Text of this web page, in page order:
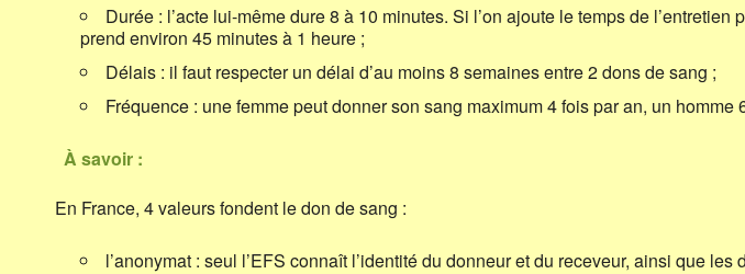
Durée : l’acte lui-même dure 8 à 10 minutes. Si l’on ajoute le temps de
prend environ 45 minutes à 1 heure ;
Délais : il faut respecter un délai d’au moins 8 semaines entre 2 dons de sang ;
Fréquence : une femme peut donner son sang maximum 4 fois par an, un homme
À savoir :
En France, 4 valeurs fondent le don de sang :
l’anonymat : seul l’EFS connaît l’identité du donneur et du receveur, ainsi que les